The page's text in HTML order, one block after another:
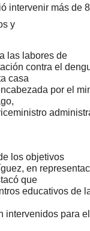
intervenir más de
y
las labores de
contra el
casa
por el
los objetivos
en
que
educativos de
intervenidos para